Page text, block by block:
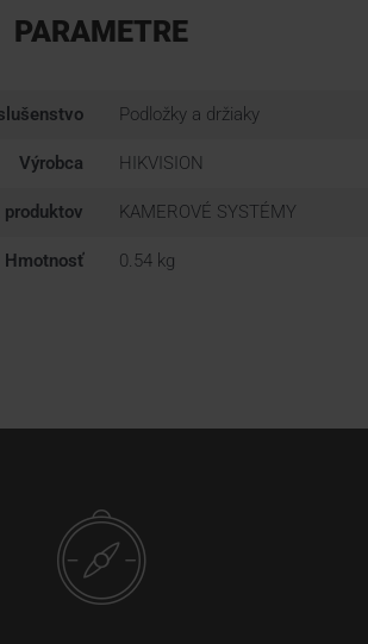
PARAMETRE
Podložky a držiaky
Výrobca HIKVISION
produktov KAMEROVÉ SYSTÉMY
Hmotnosť 0.54 kg